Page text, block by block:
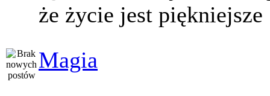
że życie jest piękniejsze
Magia